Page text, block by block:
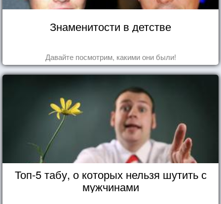
Знаменитости в детстве
Давайте посмотрим, какими они были!
Топ-5 табу, о которых нельзя шутить с
мужчинами